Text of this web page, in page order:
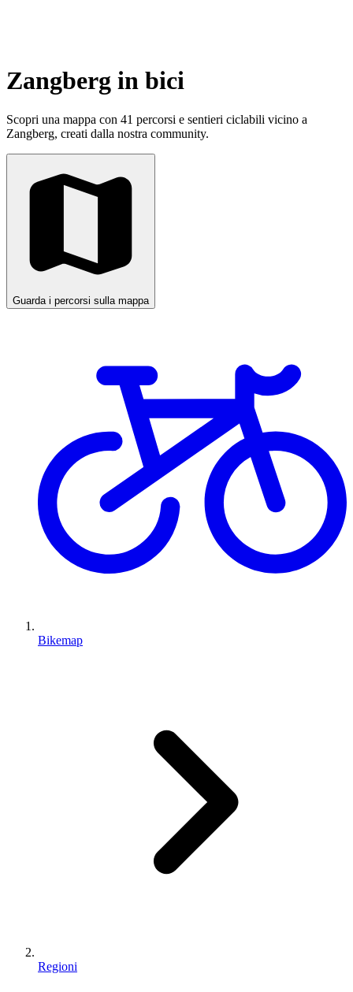
Zangberg in bici
Scopri una mappa con 41 percorsi e sentieri ciclabili vicino a
Zangberg, creati dalla nostra community.
Guarda i percorsi sulla mappa
Bikemap
Regioni